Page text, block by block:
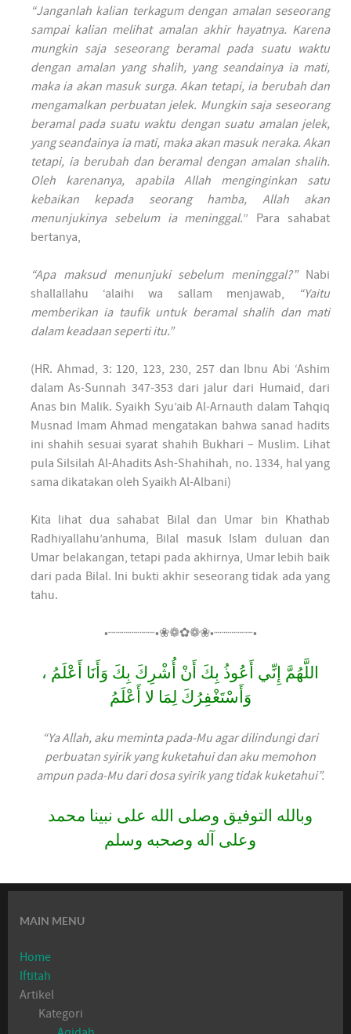
“Janganlah kalian terkagum dengan amalan seseorang
sampai kalian melihat amalan akhir hayatnya. Karena
mungkin saja seseorang beramal pada suatu waktu
dengan amalan yang shalih, yang seandainya ia mati,
maka ia akan masuk surga. Akan tetapi, ia berubah dan
mengamalkan perbuatan jelek. Mungkin saja seseorang
beramal pada suatu waktu dengan suatu amalan jelek,
yang seandainya ia mati, maka akan masuk neraka. Akan
tetapi, ia berubah dan beramal dengan amalan shalih.
Oleh karenanya, apabila Allah menginginkan satu
kebaikan kepada seorang hamba, Allah akan
menunjukinya sebelum ia meninggal.” Para sahabat
bertanya,
“Apa maksud menunjuki sebelum meninggal?”Nabi
shallallahu ‘alaihi wa sallam menjawab,
“Yaitu
memberikan ia taufik untuk beramal shalih dan mati
dalam keadaan seperti itu.”
(HR. Ahmad, 3: 120, 123, 230, 257 dan Ibnu Abi ‘Ashim
dalam As-Sunnah 347-353 dari jalur dari Humaid, dari
Anas bin Malik. Syaikh Syu’aib Al-Arnauth dalam Tahqiq
Musnad Imam Ahmad mengatakan bahwa sanad hadits
ini shahih sesuai syarat shahih Bukhari – Muslim. Lihat
pula Silsilah Al-Ahadits Ash-Shahihah, no. 1334, hal yang
sama dikatakan oleh Syaikh Al-Albani)
Kita lihat dua sahabat Bilal dan Umar bin Khathab
Radhiyallahu’anhuma, Bilal masuk Islam duluan dan
Umar belakangan, tetapi pada akhirnya, Umar lebih baik
dari pada Bilal. Ini bukti akhir seseorang tidak ada yang
tahu.
•┈┈┈┈┈┈•❀❁✿❁❀•┈┈┈┈┈•
اللَّهُمَّ إِنِّي أَعُوذُ بِكَ أَنْ أُشْرِكَ بِكَ وَأَنَا أَعْلَمُ ،
وَأَسْتَغْفِرُكَ لِمَا لا أَعْلَمُ
“Ya Allah, aku meminta pada-Mu agar dilindungi dari
perbuatan syirik yang kuketahui dan aku memohon
ampun pada-Mu dari dosa syirik yang tidak kuketahui”.
وبالله التوفيق وصلى الله على نبينا محمد
وعلى آله وصحبه وسلم
MAIN MENU
Home
Iftitah
Artikel
Kategori